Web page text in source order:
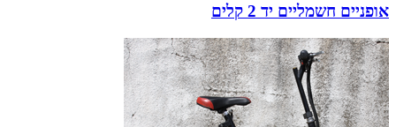
אופניים חשמליים יד 2 קלים